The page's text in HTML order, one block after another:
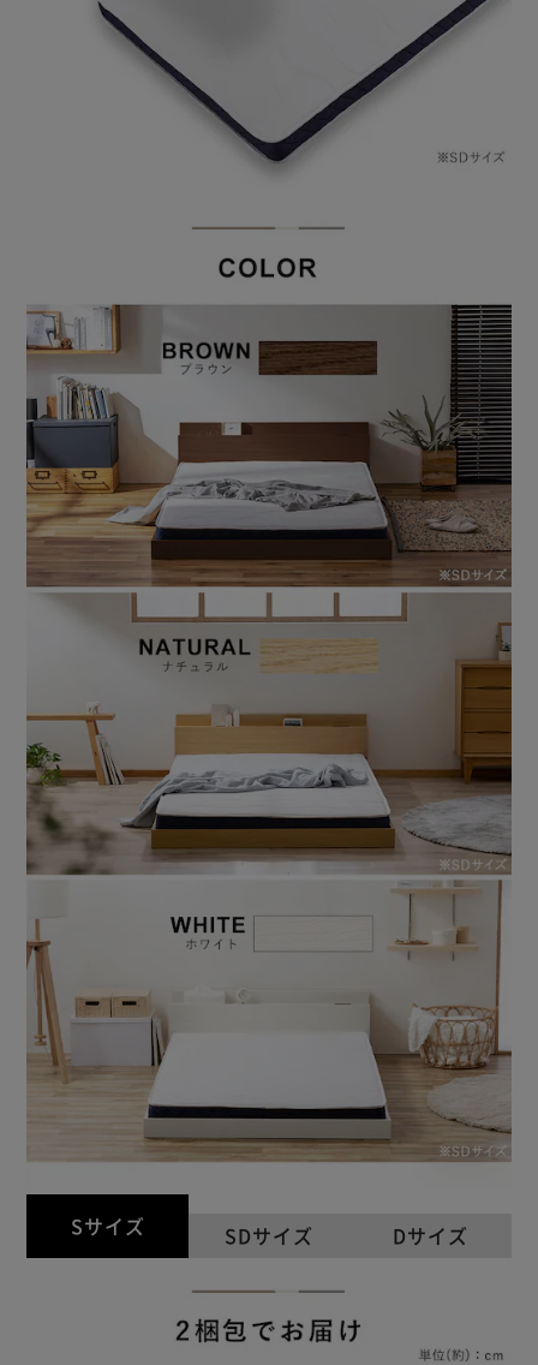
Sサイズ SDサイズ Dサイズ